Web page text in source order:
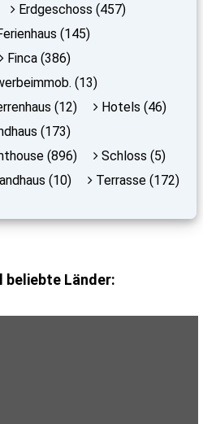
Erdgeschoss (457)
(145)
Finca (386)
(13)
(12)
Hotels (46)
(173)
(896)
Schloss (5)
(10)
Terrasse (172)
beliebte Länder: